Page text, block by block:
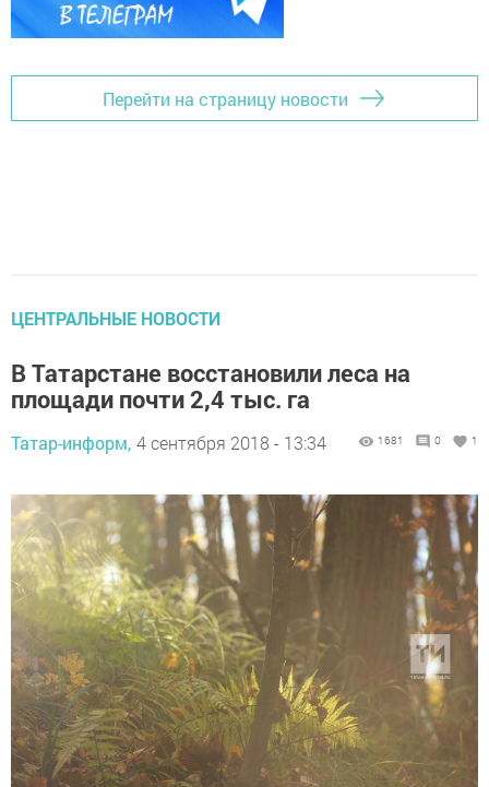
Перейти на страницу новости
ЦЕНТРАЛЬНЫЕ НОВОСТИ
В Татарстане восстановили леса на
площади почти 2,4 тыс. га
Татар-информ, 4 сентября 2018 - 13:34 1681 0 1